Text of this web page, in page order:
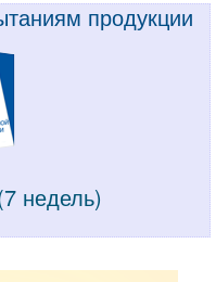
продукции
недель)